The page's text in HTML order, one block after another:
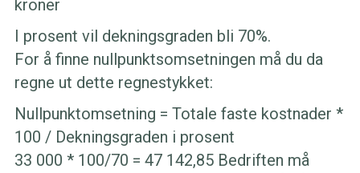
kroner
I prosent vil dekningsgraden bli 70%.
For å finne nullpunktsomsetningen må du da
regne ut dette regnestykket:
Nullpunktomsetning = Totale faste kostnader *
100 / Dekningsgraden i prosent
33 000 * 100/70 = 47 142,85 Bedriften må